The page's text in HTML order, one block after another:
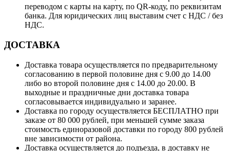
переводом с карты на карту, по QR-коду, по реквизитам
банка. Для юридических лиц выставим счет с НДС / без
НДС.
ДОСТАВКА
Доставка товара осуществляется по предварительному
согласованию в первой половине дня с 9.00 до 14.00
либо во второй половине дня с 14.00 до 20.00. В
выходные и праздничные дни доставка товара
согласовывается индивидуально и заранее.
Доставка по городу осуществляется БЕСПЛАТНО при
заказе от 80 000 рублей, при меньшей сумме заказа
стоимость единоразовой доставки по городу 800 рублей
вне зависимости от района.
Доставка осуществляется до подъезда, в доставку не